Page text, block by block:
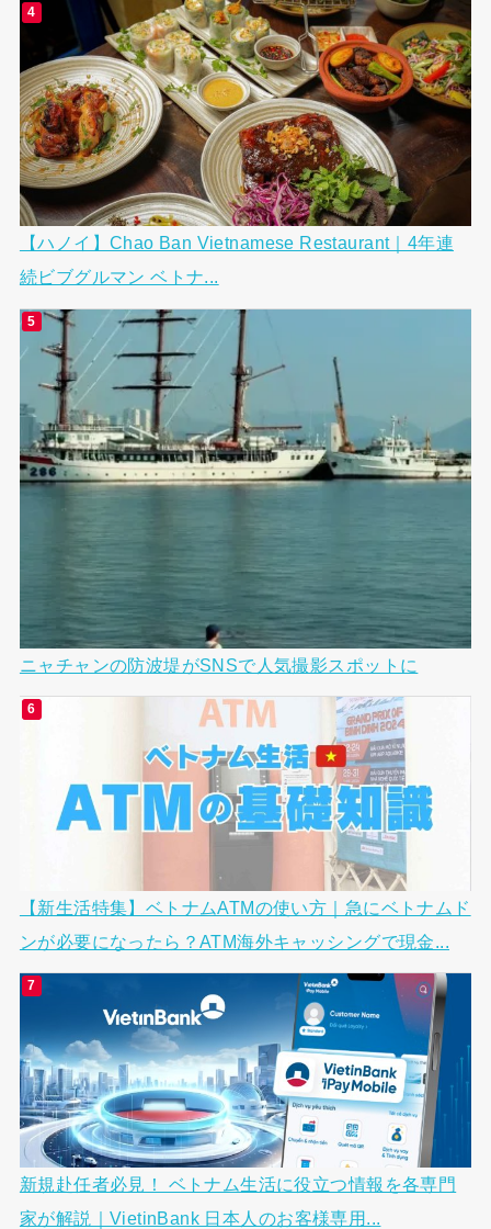
【ハノイ】Chao Ban Vietnamese Restaurant｜4年連
続ビブグルマン ベトナ...
ニャチャンの防波堤がSNSで人気撮影スポットに
【新生活特集】ベトナムATMの使い方｜急にベトナムド
ンが必要になったら？ATM海外キャッシングで現金...
新規赴任者必見！ ベトナム生活に役立つ情報を各専門
家が解説｜VietinBank 日本人のお客様専用...